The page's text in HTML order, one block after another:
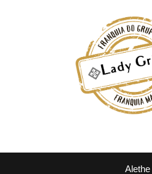
Alethe